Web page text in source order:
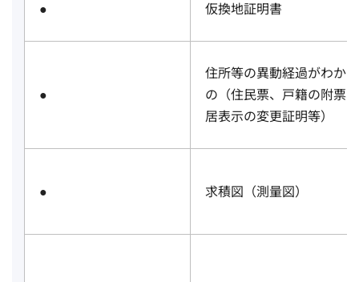
● 仮換地証明書
●
住所等の異動経過がわか
の（住民票、戸籍の附票
居表示の変更証明等）
● 求積図（測量図）